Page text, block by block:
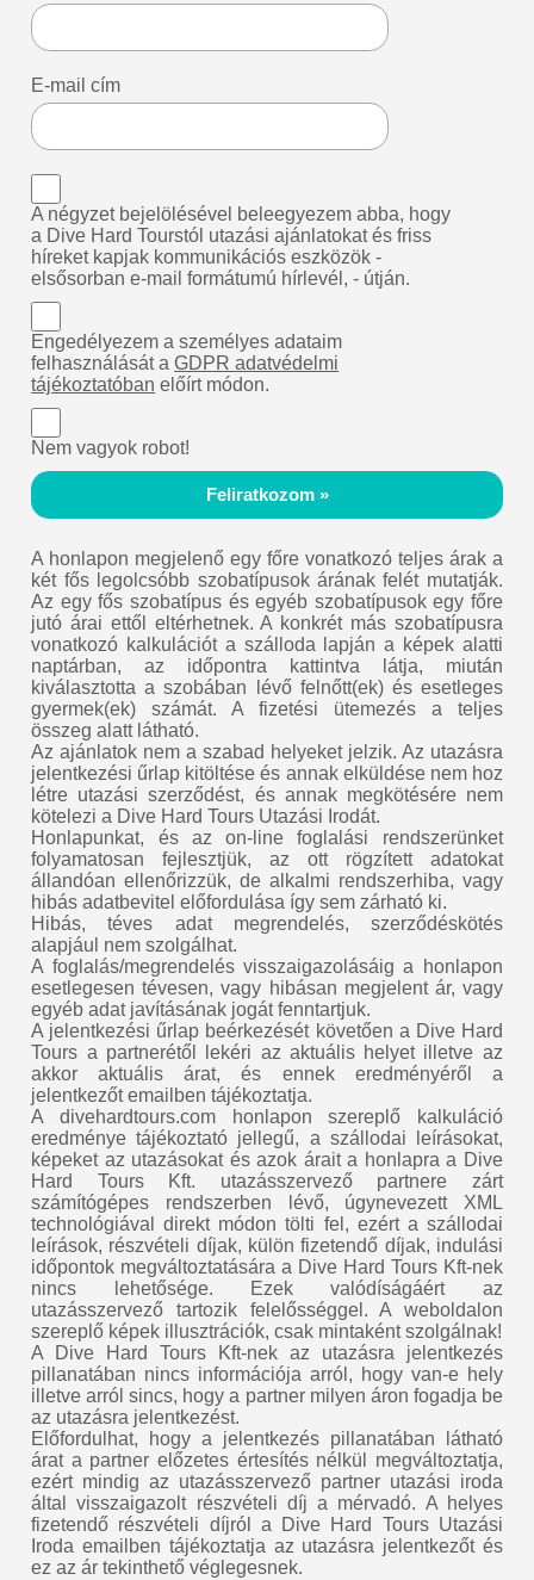
E-mail cím
A négyzet bejelölésével beleegyezem abba, hogy
a Dive Hard Tourstól utazási ajánlatokat és friss
híreket kapjak kommunikációs eszközök -
elsősorban e-mail formátumú hírlevél, - útján.
Engedélyezem a személyes adataim
felhasználását aGDPR adatvédelmi
tájékoztatóban előírt módon.
Nem vagyok robot!
Feliratkozom »
A honlapon megjelenő egy főre vonatkozó teljes árak a
két fős legolcsóbb szobatípusok árának felét mutatják.
Az egy fős szobatípus és egyéb szobatípusok egy főre
jutó árai ettől eltérhetnek. A konkrét más szobatípusra
vonatkozó kalkulációt a szálloda lapján a képek alatti
naptárban, az időpontra kattintva látja, miután
kiválasztotta a szobában lévő felnőtt(ek) és esetleges
gyermek(ek) számát. A fizetési ütemezés a teljes
összeg alatt látható.
Az ajánlatok nem a szabad helyeket jelzik. Az utazásra
jelentkezési űrlap kitöltése és annak elküldése nem hoz
létre utazási szerződést, és annak megkötésére nem
kötelezi a Dive Hard Tours Utazási Irodát.
Honlapunkat, és az on-line foglalási rendszerünket
folyamatosan fejlesztjük, az ott rögzített adatokat
állandóan ellenőrizzük, de alkalmi rendszerhiba, vagy
hibás adatbevitel előfordulása így sem zárható ki.
Hibás, téves adat megrendelés, szerződéskötés
alapjául nem szolgálhat.
A foglalás/megrendelés visszaigazolásáig a honlapon
esetlegesen tévesen, vagy hibásan megjelent ár, vagy
egyéb adat javításának jogát fenntartjuk.
A jelentkezési űrlap beérkezését követően a Dive Hard
Tours a partnerétől lekéri az aktuális helyet illetve az
akkor aktuális árat, és ennek eredményéről a
jelentkezőt emailben tájékoztatja.
A divehardtours.com honlapon szereplő kalkuláció
eredménye tájékoztató jellegű, a szállodai leírásokat,
képeket az utazásokat és azok árait a honlapra a Dive
Hard Tours Kft. utazásszervező partnere zárt
számítógépes rendszerben lévő, úgynevezett XML
technológiával direkt módon tölti fel, ezért a szállodai
leírások, részvételi díjak, külön fizetendő díjak, indulási
időpontok megváltoztatására a Dive Hard Tours Kft-nek
nincs lehetősége. Ezek valódíságáért az
utazásszervező tartozik felelősséggel. A weboldalon
szereplő képek illusztrációk, csak mintaként szolgálnak!
A Dive Hard Tours Kft-nek az utazásra jelentkezés
pillanatában nincs információja arról, hogy van-e hely
illetve arról sincs, hogy a partner milyen áron fogadja be
az utazásra jelentkezést.
Előfordulhat, hogy a jelentkezés pillanatában látható
árat a partner előzetes értesítés nélkül megváltoztatja,
ezért mindig az utazásszervező partner utazási iroda
által visszaigazolt részvételi díj a mérvadó. A helyes
fizetendő részvételi díjról a Dive Hard Tours Utazási
Iroda emailben tájékoztatja az utazásra jelentkezőt és
ez az ár tekinthető véglegesnek.